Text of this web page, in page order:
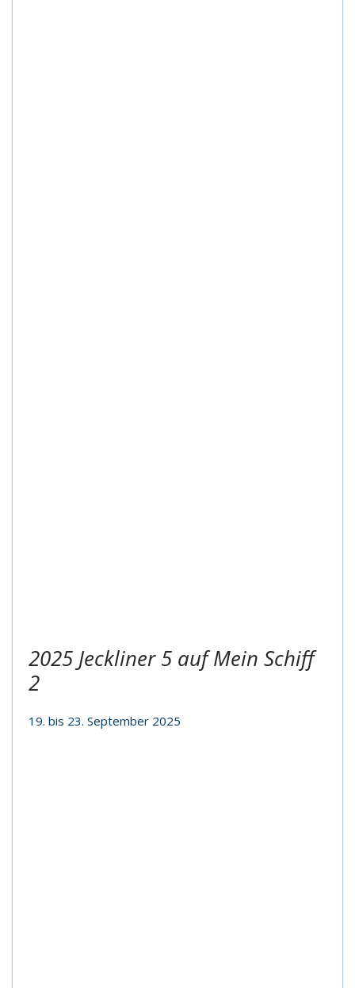
2025 Jeckliner 5 auf Mein Schiff
2
19. bis 23. September 2025